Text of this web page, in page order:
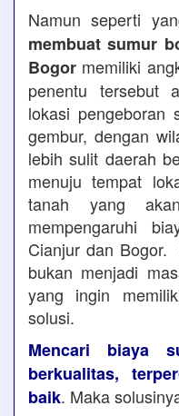
Namun seperti
membuat sumur
Bogor memiliki
penentu tersebut
lokasi
gembur, dengan
lebih sulit daerah
menuju tempat
tanah yang
mempengaruhi
Cianjur dan Bogor.
bukan menjadi
yang ingin
solusi.
Mencari biaya
berkualitas,
baik. Maka